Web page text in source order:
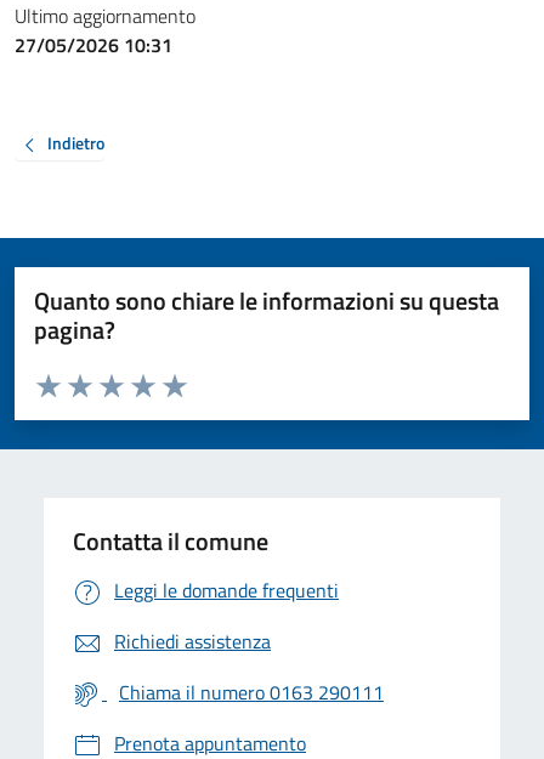
Ultimo aggiornamento
27/05/2026 10:31
Indietro
Quanto sono chiare le informazioni su questa
pagina?
Valuta da 1 a 5 stelle la pagina
Valuta 5 stelle su 5
Valuta 4 stelle su 5
Valuta 3 stelle su 5
Valuta 2 stelle su 5
Valuta 1 stelle su 5
Contatta il comune
Leggi le domande frequenti
Richiedi assistenza
Chiama il numero 0163 290111
Prenota appuntamento